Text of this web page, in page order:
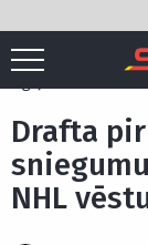
Sākums /
Drafta
NHL